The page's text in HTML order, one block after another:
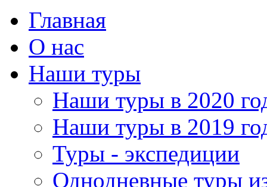
Главная
О нас
Наши туры
Наши туры в 2020
Наши туры в 2019
Туры - экспедиции
Однодневные туры